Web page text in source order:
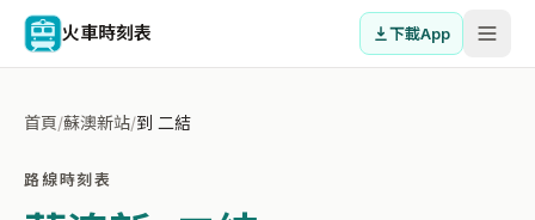
火車時刻表 下載App
首頁/蘇澳新站/到 二結
路線時刻表